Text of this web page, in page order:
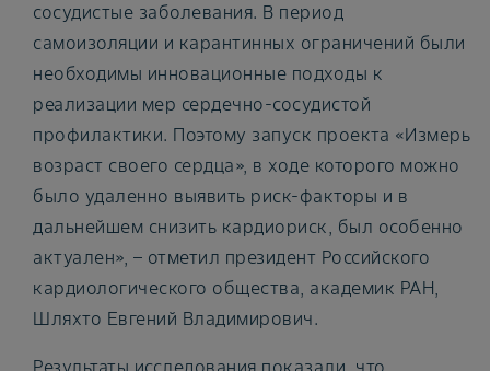
сосудистые заболевания. В период
самоизоляции и карантинных ограничений были
необходимы инновационные подходы к
реализации мер сердечно-сосудистой
профилактики. Поэтому запуск проекта «Измерь
возраст своего сердца», в ходе которого можно
было удаленно выявить риск-факторы и в
дальнейшем снизить кардиориск, был особенно
актуален», – отметил президент Российского
кардиологического общества, академик РАН,
Шляхто Евгений Владимирович.
Результаты исследования показали, что